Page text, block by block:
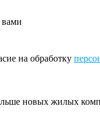
вами
на обработку
новых жилых